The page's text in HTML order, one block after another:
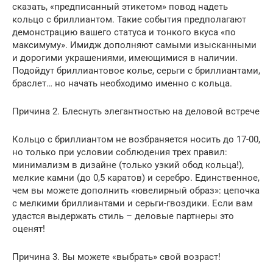
сказать, «предписанный этикетом» повод надеть
кольцо с бриллиантом. Такие события предполагают
демонстрацию вашего статуса и тонкого вкуса «по
максимуму». Имидж дополняют самыми изысканными
и дорогими украшениями, имеющимися в наличии.
Подойдут бриллиантовое колье, серьги с бриллиантами,
браслет… но начать необходимо именно с кольца.
Причина 2. Блеснуть элегантностью на деловой встрече
Кольцо с бриллиантом не возбраняется носить до 17-00,
но только при условии соблюдения трех правил:
минимализм в дизайне (только узкий обод кольца!),
мелкие камни (до 0,5 каратов) и серебро. Единственное,
чем вы можете дополнить «ювелирный образ»: цепочка
с мелкими бриллиантами и серьги-гвоздики. Если вам
удастся выдержать стиль – деловые партнеры это
оценят!
Причина 3. Вы можете «выбрать» свой возраст!